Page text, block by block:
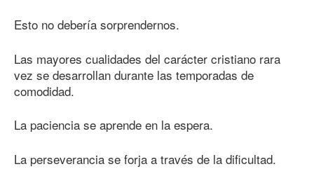
Esto no debería sorprendernos.
Las mayores cualidades del carácter cristiano rara
vez se desarrollan durante las temporadas de
comodidad.
La paciencia se aprende en la espera.
La perseverancia se forja a través de la dificultad.